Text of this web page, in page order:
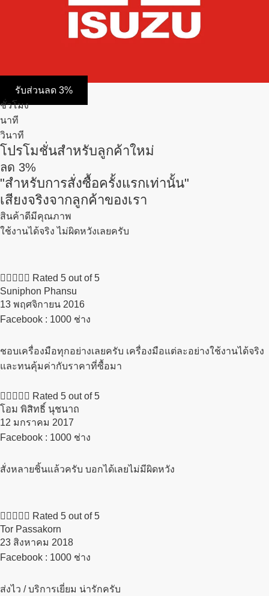
รับส่วนลด 3%
ชั่วโมง
นาที
วินาที
โปรโมชั่นสำหรับลูกค้าใหม่
ลด 3%
"สำหรับการสั่งซื้อครั้งแรกเท่านั้น"
เสียงจริงจากลูกค้าของเรา
สินค้าดีมีคุณภาพ
ใช้งานได้จริง ไม่ผิดหวังเลยครับ
     Rated 5 out of 5
Suniphon Phansu
13 พฤศจิกายน 2016​
Facebook : 1000 ช่าง
ชอบเครื่องมือทุกอย่างเลยครับ เครื่องมือแต่ละอย่างใช้งานได้จริง
และทนคุ้มค่ากับราคาที่ซื้อมา
     Rated 5 out of 5
โอม พิสิทธิ์ นุชนาถ
12 มกราคม 2017​
Facebook : 1000 ช่าง
สั่งหลายชิ้นแล้วครับ บอกได้เลยไม่มีผิดหวัง
     Rated 5 out of 5
Tor Passakorn
23 สิงหาคม 2018​
Facebook : 1000 ช่าง
ส่งไว / บริการเยี่ยม น่ารักครับ